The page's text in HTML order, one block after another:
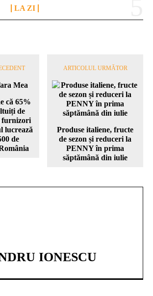
LA ZI
că 65%
de
furnizori
lucrează
de
ARTICOLUL URMĂTOR
Produse italiene, fructe
de sezon și reduceri la
PENNY în prima
săptămână din iulie
IONESCU